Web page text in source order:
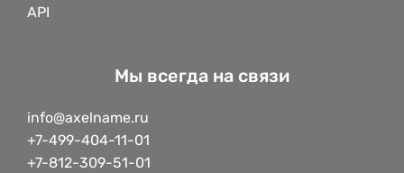
API
Мы всегда на связи
info@axelname.ru
+7-499-404-11-01
+7-812-309-51-01